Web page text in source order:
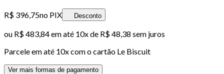
R$ 396,75no PIX Desconto
ou R$ 483,84em até 10x de R$ 48,38 sem juros
Parcele em até 10x com o cartão Le Biscuit
Ver mais formas de pagamento